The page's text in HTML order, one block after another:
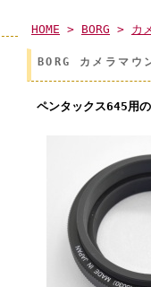
HOME > BORG > カ
BORG カメラマ
ペンタックス645用